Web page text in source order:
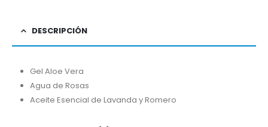
DESCRIPCIÓN
Gel Aloe Vera
Agua de Rosas
Aceite Esencial de Lavanda y Romero